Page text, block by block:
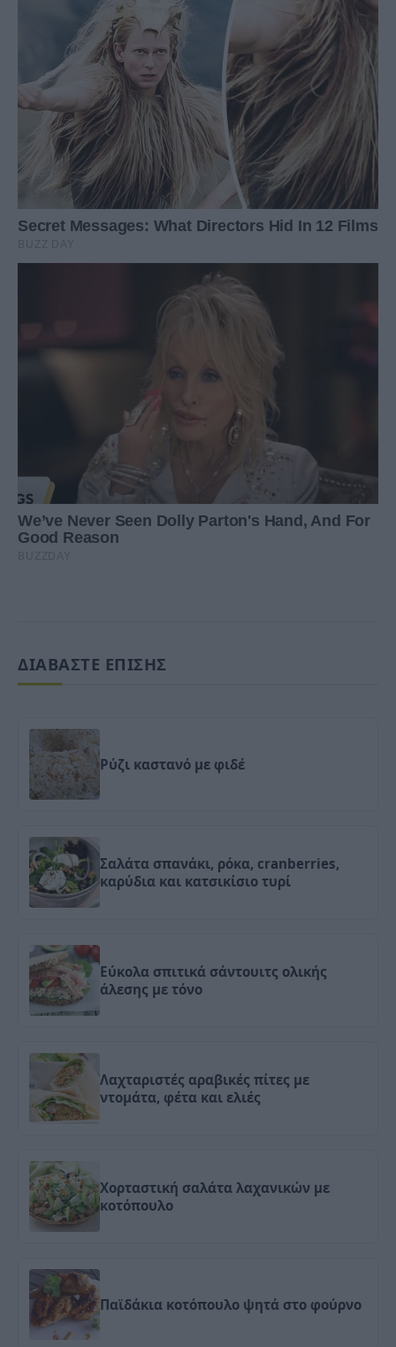
ΔΙΑΒΑΣΤΕ ΕΠΙΣΗΣ
Ρύζι καστανό με φιδέ
Σαλάτα σπανάκι, ρόκα, cranberries,
καρύδια και κατσικίσιο τυρί
Εύκολα σπιτικά σάντουιτς ολικής
άλεσης με τόνο
Λαχταριστές αραβικές πίτες με
ντομάτα, φέτα και ελιές
Χορταστική σαλάτα λαχανικών με
κοτόπουλο
Παϊδάκια κοτόπουλο ψητά στο φούρνο